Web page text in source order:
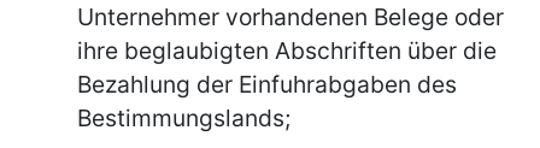
Unternehmer vorhandenen Belege oder
ihre beglaubigten Abschriften über die
Bezahlung der Einfuhrabgaben des
Bestimmungslands;